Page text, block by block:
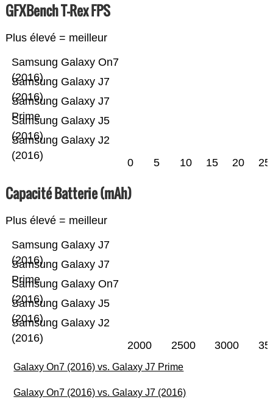
GFXBench T-Rex FPS
Plus élevé = meilleur
Samsung Galaxy J2
(2016)
Samsung Galaxy J5
(2016)
Samsung Galaxy J7
Prime
Samsung Galaxy J7
(2016)
Samsung Galaxy On7
(2016)
0 5 10 15 20 25
Capacité Batterie (mAh)
Plus élevé = meilleur
Samsung Galaxy J2
(2016)
Samsung Galaxy J5
(2016)
Samsung Galaxy On7
(2016)
Samsung Galaxy J7
Prime
Samsung Galaxy J7
(2016)
2000 2500 3000
Galaxy On7 (2016) vs. Galaxy J7 Prime
Galaxy On7 (2016) vs. Galaxy J7 (2016)